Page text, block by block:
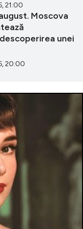
21:00
Moscova
unei
20:00